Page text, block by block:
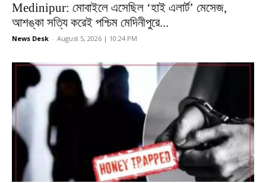
Medinipur: মোবাইলে এসেছিল ‘হাই এলার্ট’ মেসেজ,
আশঙ্কা সত্যি করেই পশ্চিম মেদিনীপুরে...
News Desk - August 5, 2026 | 10:24 PM